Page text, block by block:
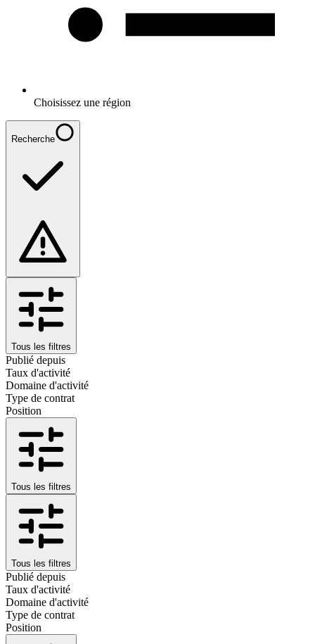
Choisissez une région
Recherche
Tous les filtres
Publié depuis
Taux d'activité
Domaine d'activité
Type de contrat
Position
Tous les filtres
Tous les filtres
Publié depuis
Taux d'activité
Domaine d'activité
Type de contrat
Position